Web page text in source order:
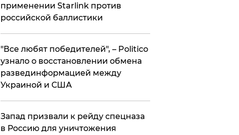
применении Starlink против
российской баллистики
​"Все любят победителей", – Politico
узнало о восстановлении обмена
развединформацией между
Украиной и США
Запад призвали к рейду спецназа
в Россию для уничтожения